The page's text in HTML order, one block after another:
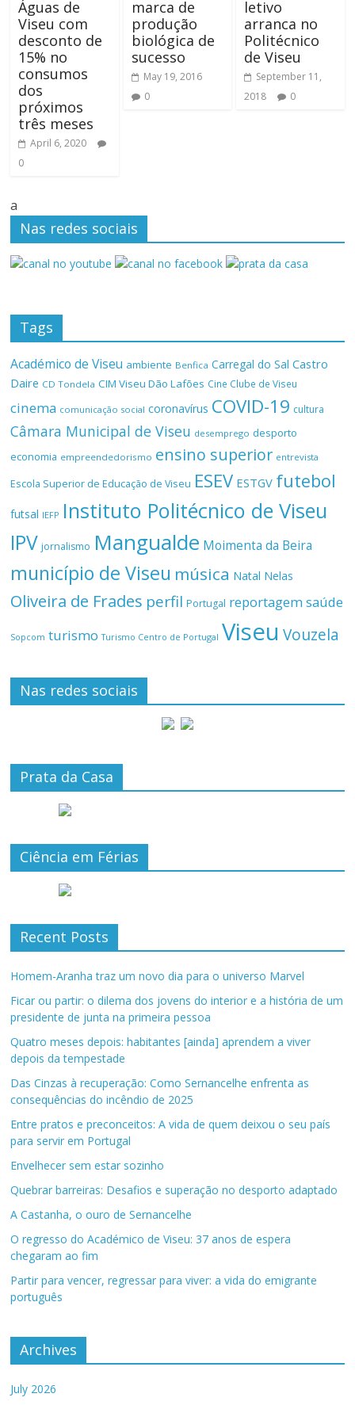
Águas de
Viseu com
desconto de
15% no
consumos
dos
próximos
três meses
April 6, 2020
0
marca de
produção
biológica de
sucesso
May 19, 2016
0
letivo
arranca no
Politécnico
de Viseu
September 11,
2018
0
a
Nas redes sociais
Tags
Académico de Viseu ambiente Benfica Carregal do Sal Castro
Daire CD Tondela CIM Viseu Dão Lafões Cine Clube de Viseu
cinema comunicação social coronavírus COVID-19 cultura
Câmara Municipal de Viseu desemprego desporto
economia empreendedorismo ensino superior entrevista
Escola Superior de Educação de Viseu ESEV ESTGV futebol
futsal IEFP Instituto Politécnico de Viseu
IPV jornalismo Mangualde Moimenta da Beira
município de Viseu música Natal Nelas
Oliveira de Frades perfil Portugal reportagemsaúde
Sopcom turismo Turismo Centro de Portugal Viseu Vouzela
Nas redes sociais
Prata da Casa
Ciência em Férias
Recent Posts
Homem-Aranha traz um novo dia para o universo Marvel
Ficar ou partir: o dilema dos jovens do interior e a história de um
presidente de junta na primeira pessoa
Quatro meses depois: habitantes [ainda] aprendem a viver
depois da tempestade
Das Cinzas à recuperação: Como Sernancelhe enfrenta as
consequências do incêndio de 2025
Entre pratos e preconceitos: A vida de quem deixou o seu país
para servir em Portugal
Envelhecer sem estar sozinho
Quebrar barreiras: Desafios e superação no desporto adaptado
A Castanha, o ouro de Sernancelhe
O regresso do Académico de Viseu: 37 anos de espera
chegaram ao fim
Partir para vencer, regressar para viver: a vida do emigrante
português
Archives
July 2026